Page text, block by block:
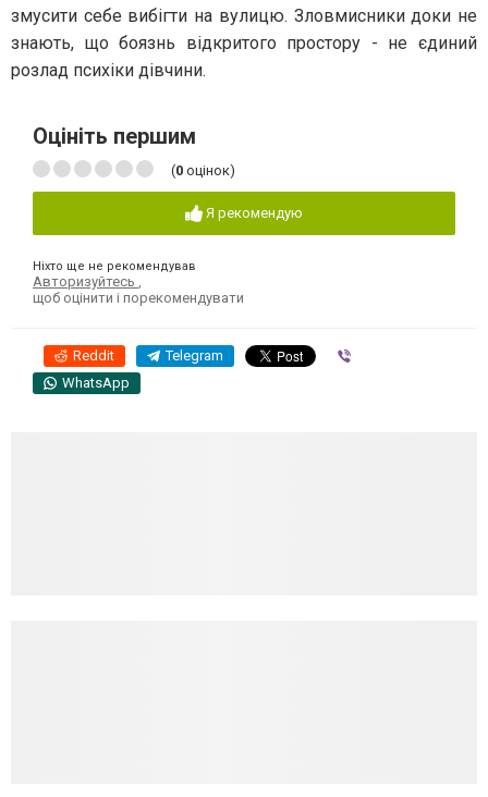
змусити себе вибігти на вулицю. Зловмисники доки не
знають, що боязнь відкритого простору - не єдиний
розлад психіки дівчини.
Оцініть першим
(0 оцінок)
Я рекомендую
Ніхто ще не рекомендував
Авторизуйтесь ,
щоб оцінити і порекомендувати
Reddit Telegram
WhatsApp